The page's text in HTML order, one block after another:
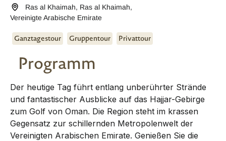
Ras al Khaimah, Ras al Khaimah,
Vereinigte Arabische Emirate
Ganztagestour Gruppentour Privattour
Programm
Der heutige Tag führt entlang unberührter Strände
und fantastischer Ausblicke auf das Hajjar-Gebirge
zum Golf von Oman. Die Region steht im krassen
Gegensatz zur schillernden Metropolenwelt der
Vereinigten Arabischen Emirate. Genießen Sie die